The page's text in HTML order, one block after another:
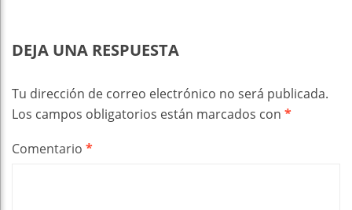
DEJA UNA RESPUESTA
Tu dirección de correo electrónico no será publicada.
Los campos obligatorios están marcados con *
Comentario *